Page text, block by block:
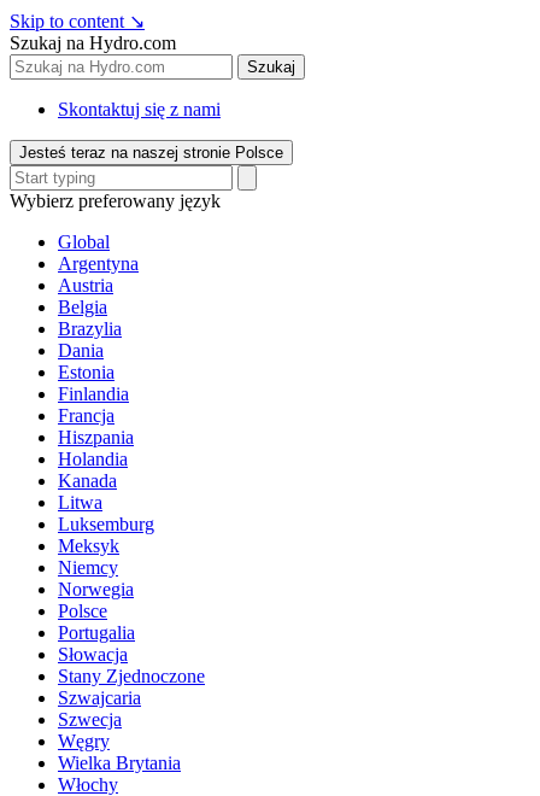
Skip to content ↘
Szukaj na Hydro.com
Szukaj
Skontaktuj się z nami
Jesteś teraz na naszej stronie Polsce
Wybierz preferowany język
Global
Argentyna
Austria
Belgia
Brazylia
Dania
Estonia
Finlandia
Francja
Hiszpania
Holandia
Kanada
Litwa
Luksemburg
Meksyk
Niemcy
Norwegia
Polsce
Portugalia
Słowacja
Stany Zjednoczone
Szwajcaria
Szwecja
Węgry
Wielka Brytania
Włochy